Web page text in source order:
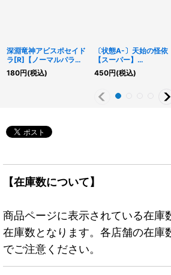
深淵竜神アビスポセイド
ラ[R]【ノーマルパラレ
ル】{RD/VSP1-JP015}
《RDモンスター》
180円(税込)
〔状態A-〕天始の怪依
【スーパー】
{RD/KP14-JP035}
《RDモンスター》
450円(税込)
【在庫数について】
商品ページに表示されている在庫
在庫数となります。各店舗の在庫
でご注意ください。